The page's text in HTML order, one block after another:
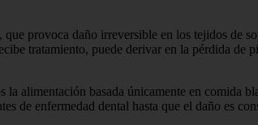
provoca daño irreversible en los tejidos de
tratamiento, puede derivar en la pérdida de
alimentación basada únicamente en comida
de enfermedad dental hasta que el daño es